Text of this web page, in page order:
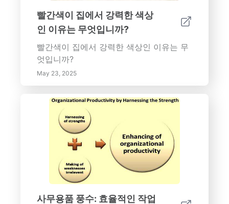
빨간색이 집에서 강력한 색상
인 이유는 무엇입니까?
빨간색이 집에서 강력한 색상인 이유는 무
엇입니까?
May 23, 2025
사무용품 풍수: 효율적인 작업